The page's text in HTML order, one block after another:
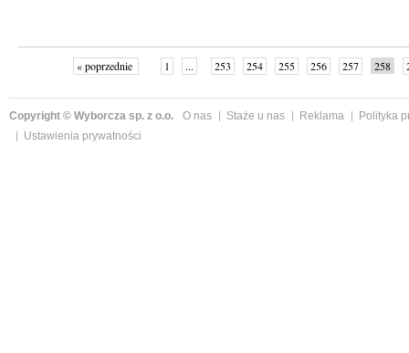
« poprzednie 1 ... 253 254 255 256 257 258
Copyright © Wyborcza sp. z o.o. O nas Staże u nas Reklama
Polityka
Ustawienia prywatności